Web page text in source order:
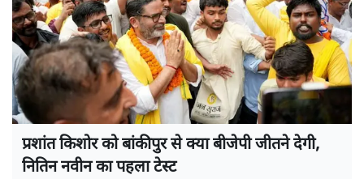
प्रशांत किशोर को बांकीपुर से क्या बीजेपी जीतने देगी,
नितिन नवीन का पहला टेस्ट